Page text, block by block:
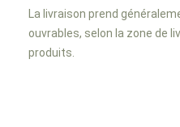
La livraison prend
ouvrables, selon la zone de
produits.